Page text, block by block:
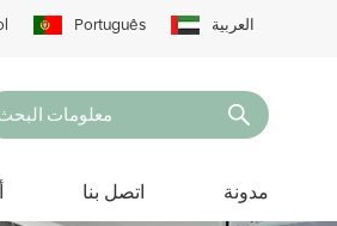
Português العربية
اتصل بنا مدونة